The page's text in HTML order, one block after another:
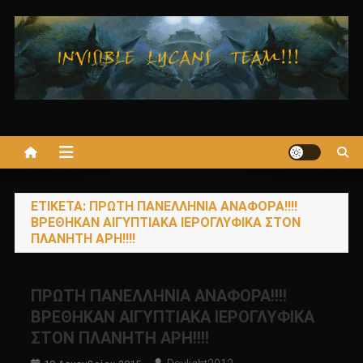
στο
περιεχόμενο
ΕΤΙΚΈΤΑ: ΠΡΩΤΗ ΠΑΝΕΛΛΗΝΙΑ ΑΝΑΦΟΡΑ!!!!
ΒΡΕΘΗΚΑΝ ΑΙΓΥΠΤΙΑΚΑ ΙΕΡΟΓΛΥΦΙΚΑ ΣΤΟΝ
ΠΛΑΝΗΤΗ ΑΡΗ!!!!
ΠΡΩΤΗ ΠΑΝΕΛΛΗΝΙΑ ΑΝΑΦΟΡΑ!!!!
ΒΡΕΘΗΚΑΝ ΑΙΓΥΠΤΙΑΚΑ ΙΕΡΟΓΛΥΦΙΚΑ
ΣΤΟΝ ΠΛΑΝΗΤΗ ΑΡΗ!!!!